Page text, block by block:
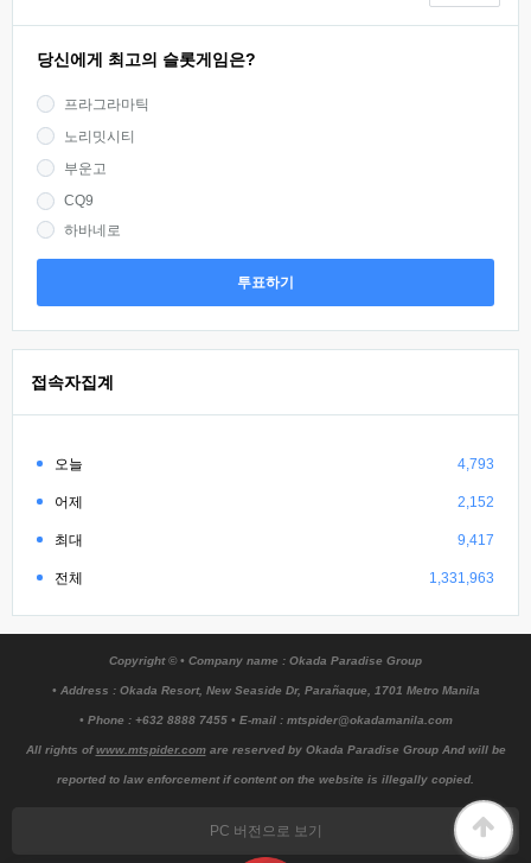
당신에게 최고의 슬롯게임은?
프라그라마틱
노리밋시티
부운고
CQ9
하바네로
투표하기
접속자집계
오늘 4,793
어제 2,152
최대 9,417
전체 1,331,963
Copyright © • Company name : Okada Paradise Group
• Address : Okada Resort, New Seaside Dr, Parañaque, 1701 Metro Manila
• Phone : +632 8888 7455 • E-mail : mtspider@okadamanila.com
All rights ofwww.mtspider.comare reserved by Okada Paradise Group And will be
reported to law enforcement if content on the website is illegally copied.
PC 버전으로 보기